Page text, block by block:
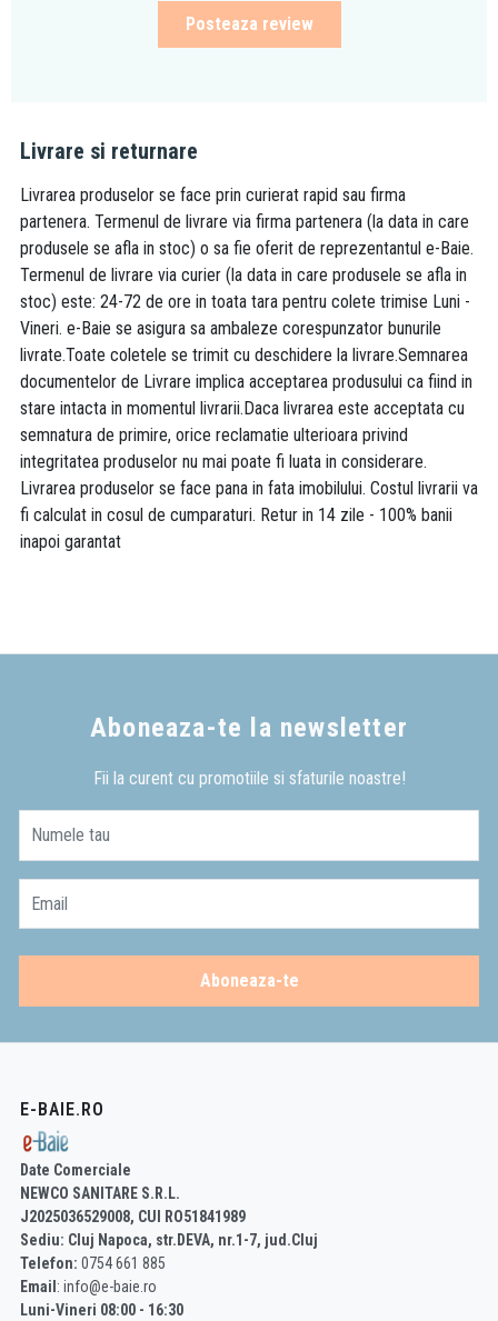
apa), care ajuta la pastrarea curateniei in baie. Tehnologia reduce
porozitatea suprafetei si micsoreaza asperitatile stratului de
Posteaza review
Livrare si returnare
Livrarea produselor se face prin curierat rapid sau firma
partenera. Termenul de livrare via firma partenera (la data in care
produsele se afla in stoc) o sa fie oferit de reprezentantul e-Baie.
Termenul de livrare via curier (la data in care produsele se afla in
stoc) este: 24-72 de ore in toata tara pentru colete trimise Luni -
Vineri. e-Baie se asigura sa ambaleze corespunzator bunurile
livrate.Toate coletele se trimit cu deschidere la livrare.Semnarea
documentelor de Livrare implica acceptarea produsului ca fiind in
stare intacta in momentul livrarii.Daca livrarea este acceptata cu
semnatura de primire, orice reclamatie ulterioara privind
integritatea produselor nu mai poate fi luata in considerare.
Livrarea produselor se face pana in fata imobilului. Costul livrarii va
fi calculat in cosul de cumparaturi. Retur in 14 zile - 100% banii
inapoi garantat
Aboneaza-te la newsletter
Fii la curent cu promotiile si sfaturile noastre!
Numele tau
Email
Aboneaza-te
E-BAIE.RO
Date Comerciale
NEWCO SANITARE S.R.L.
J2025036529008, CUI RO51841989
Sediu: Cluj Napoca, str.DEVA, nr.1-7, jud.Cluj
Telefon: 0754 661 885
Email : info@e-baie.ro
Luni-Vineri 08:00 - 16:30